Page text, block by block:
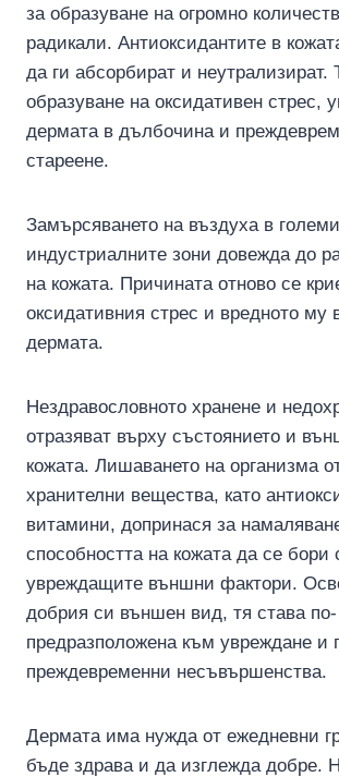
за образуване на огромно
радикали. Антиоксидантите в
да ги абсорбират и неутрализират.
образуване на оксидативен стрес,
дермата в дълбочина и
стареене.
Замърсяването на въздуха в
индустриалните зони довежда до
на кожата. Причината отново се
оксидативния стрес и вредното му
дермата.
Нездравословното хранене и
отразяват върху състоянието и
кожата. Лишаването на организма
хранителни вещества, като
витамини, допринася за
способността на кожата да се бори
увреждащите външни фактори.
добрия си външен вид, тя става по-
предразположена към увреждане и
преждевременни несъвършенства.
Дермата има нужда от ежедневни
бъде здрава и да изглежда добре.